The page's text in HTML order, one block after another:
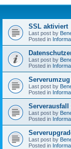
SSL aktiviert
Last post by
Posted in
Last post by
Posted in
Last post by
Posted in
Serverausfall
Last post by
Posted in
Last post by
Posted in